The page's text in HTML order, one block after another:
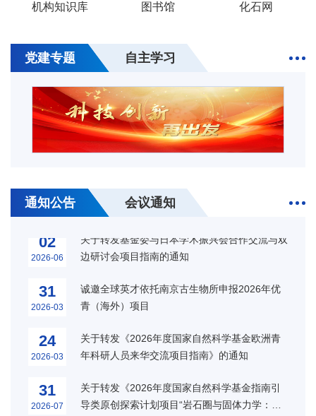
机构知识库 图书馆 化石网
党建专题 自主学习
通知公告 会议通知
动力学：新技术、新理论与新范式”申请指南》
2026-07
放合作基础研究专项（试点）项目指南》的通知
30
2026-07
南京古生物所非在编项目聘用人员（劳务派遣）
招聘启事（2026年第7期）
26
2026-06
采购公告
2026-06
大项目指南》的通知
2026-06
边研讨会项目指南的通知
2026-03
青（海外）项目
2026-03
年科研人员来华交流项目指南》的通知
2026-07
导类原创探索计划项目“岩石圈与固体力学：多
场多尺度实验观测与物理本构”申请指南》的通
第二届地质年代学暑期学校通知（2026.9.1-
28
2026-07
2026中国天体生物学暨大洋洲天体生物学联合
会议（第三号通知）（2026.8.27-31，南京）
14
2026-07
第二十届国际介形类大会（ISO 20）第三轮通
知（8月17日—21日，北京）
09
2026-07
中国古生物学会古生态专业委员会第九届一次学
术年会（第一轮通知）（2026.8.21-27，云
02
2026-07
“新元古代大冰期前后生态系统与环境演变”国际
会议第二轮通知（2026.7.4-7，南京）
29
2026-06
中国古生物学会微体学分会第二十一次学术年
会-中国古生物学会化石藻类专业委员会第十一